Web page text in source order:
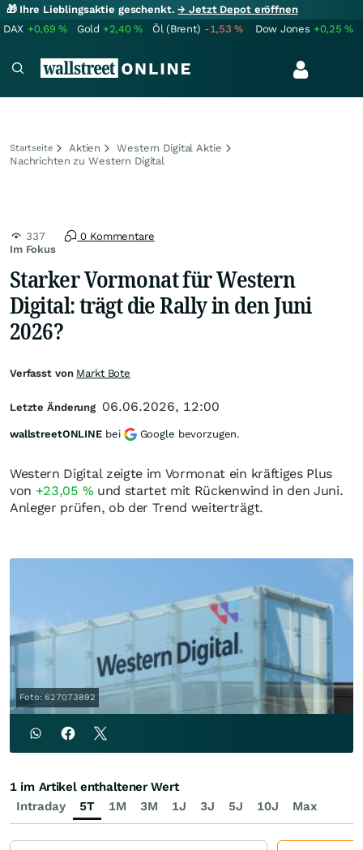
🎁 Ihre Lieblingsaktie geschenkt.→ Jetzt Depot eröffnen
DAX +0,69% Gold +2,40% Öl (Brent) -1,53% Dow Jones +0,25%
Startseite Aktien
Western Digital Aktie
Nachrichten zu Western Digital
Im Fokus
337 0 Kommentare
Starker Vormonat für Western
Digital: trägt die Rally in den Juni
2026?
Western Digital zeigte im Vormonat ein kräftiges Plus
von +23,05 % und startet mit Rückenwind in den Juni.
Anleger prüfen, ob der Trend weiterträgt.
Foto: 627073892
Verfasst von Markt Bote
Letzte Änderung 06.06.2026, 12:00
wallstreetONLINE bei Google bevorzugen.
Intraday 5T 1M 3M 1J 3J 5J 10J Max
1 im Artikel enthaltener Wert